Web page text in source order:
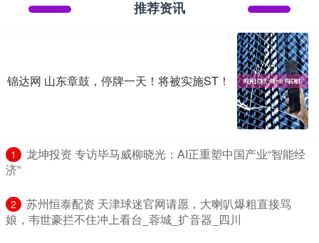
推荐资讯
锦达网 山东章鼓，停牌一天！将被实施ST！
1
​龙坤投资 专访毕马威柳晓光：AI正重塑中国产业“智能经
济”
2
​苏州恒泰配资 天津球迷官网请愿，大喇叭爆粗直接骂
娘，韦世豪拦不住冲上看台_蓉城_扩音器_四川